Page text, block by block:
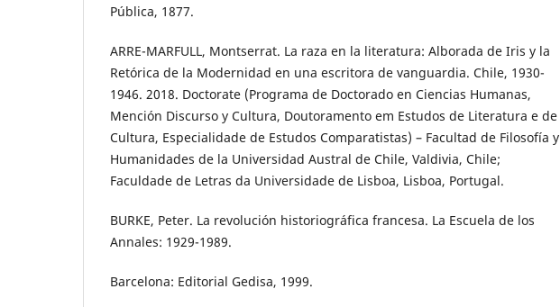
Pública, 1877.
ARRE-MARFULL, Montserrat. La raza en la literatura: Alborada de Iris y la
Retórica de la Modernidad en una escritora de vanguardia. Chile, 1930-
1946. 2018. Doctorate (Programa de Doctorado en Ciencias Humanas,
Mención Discurso y Cultura, Doutoramento em Estudos de Literatura e de
Cultura, Especialidade de Estudos Comparatistas) – Facultad de Filosofía y
Humanidades de la Universidad Austral de Chile, Valdivia, Chile;
Faculdade de Letras da Universidade de Lisboa, Lisboa, Portugal.
BURKE, Peter. La revolución historiográfica francesa. La Escuela de los
Annales: 1929-1989.
Barcelona: Editorial Gedisa, 1999.